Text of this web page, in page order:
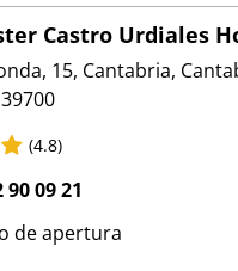
Castro Urdiales
15, Cantabria,
(4.8)
90 09 21
de apertura